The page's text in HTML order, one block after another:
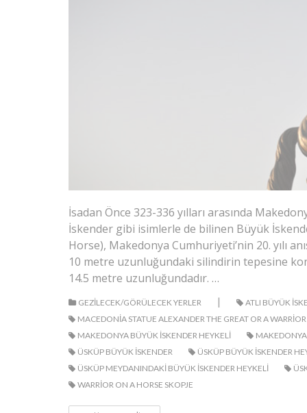
İsadan Önce 323-336 yılları arasında
İskender gibi isimlerle de bilinen Büyük
Horse), Makedonya Cumhuriyeti’nin 20. yılı
10 metre uzunluğundaki silindirin tepesine
14.5 metre uzunluğundadır. …
GEZILECEK/GÖRÜLECEK YERLER | ATLI BÜYÜK
MACEDONIA STATUE ALEXANDER THE GREAT OR A
MAKEDONYA BÜYÜK ISKENDER HEYKELI
ÜSKÜP BÜYÜK ISKENDER
ÜSKÜP BÜYÜK ISKENDER
ÜSKÜP MEYDANINDAKI BÜYÜK ISKENDER HEYKELI
WARRIOR ON A HORSE SKOPJE